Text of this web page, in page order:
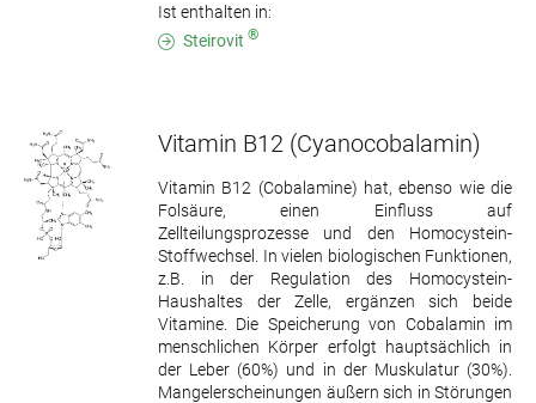
Ist enthalten in:
Steirovit ®
Vitamin B12 (Cyanocobalamin)
Vitamin B12 (Cobalamine) hat, ebenso wie die
Folsäure, einen Einfluss auf
Zellteilungsprozesse und den Homocystein-
Stoffwechsel. In vielen biologischen Funktionen,
z.B. in der Regulation des Homocystein-
Haushaltes der Zelle, ergänzen sich beide
Vitamine. Die Speicherung von Cobalamin im
menschlichen Körper erfolgt hauptsächlich in
der Leber (60%) und in der Muskulatur (30%).
Mangelerscheinungen äußern sich in Störungen